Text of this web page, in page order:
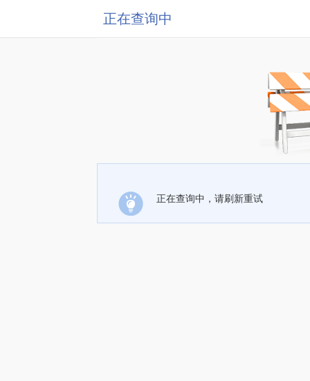
正在查询中
正在查询中，请刷新重试